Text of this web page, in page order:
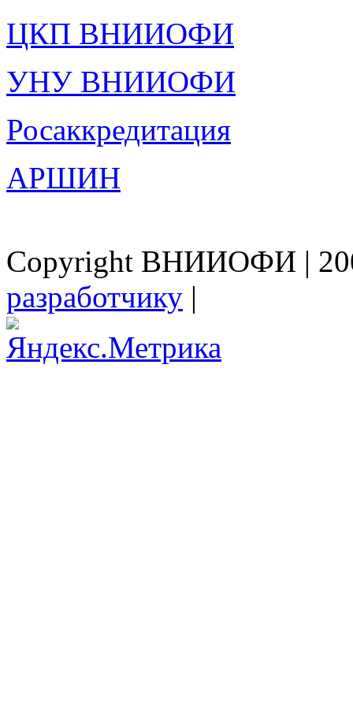
ЦКП ВНИИОФИ
УНУ ВНИИОФИ
Росаккредитация
АРШИН
Copyright ВНИИОФИ |
разработчику |